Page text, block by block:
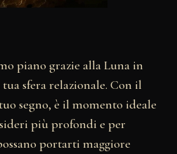
piano grazie alla Luna in
sfera relazionale. Con il
segno, è il momento ideale
più profondi e per
portarti maggiore